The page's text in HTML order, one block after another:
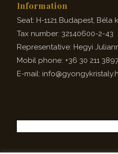
Information
Seat: H-1121 Budapest, Béla
Tax number: 32140600-2-43
Representative: Hegyi
Mobil phone: +36 30 211
E-mail: